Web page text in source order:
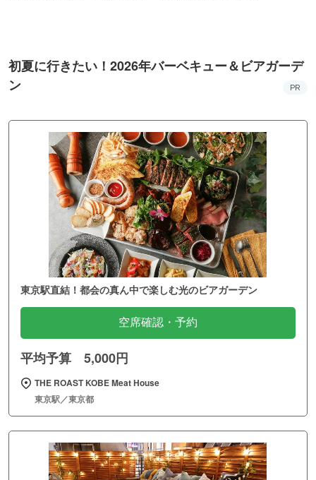
初夏に行きたい！2026年バーベキュー＆ビアガーデ
ン
PR
東京駅直結！都会の真ん中で楽しむ光のビアガーデン
空席確認・予約
平均予算 5,000円
THE ROAST KOBE Meat House
東京駅／東京都